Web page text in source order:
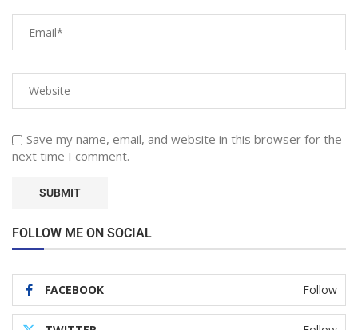
Save my name, email, and website in this browser for the
next time I comment.
FOLLOW ME ON SOCIAL
FACEBOOK Follow